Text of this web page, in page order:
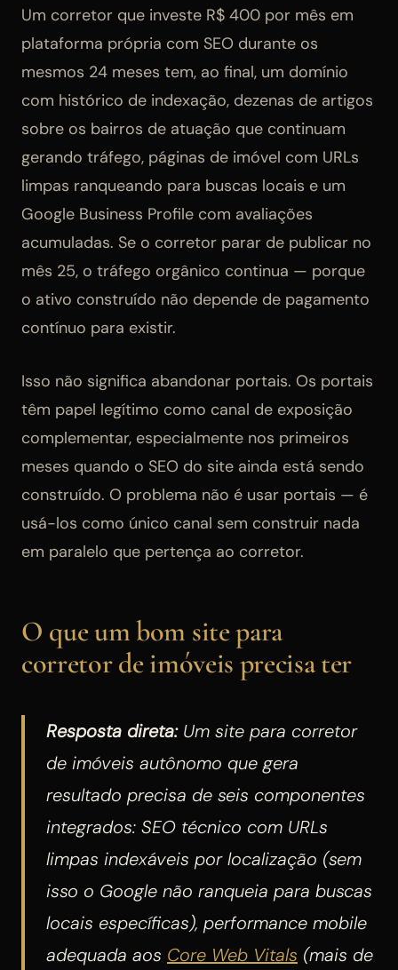
Um corretor que investe R$ 400 por mês em
plataforma própria com SEO durante os
mesmos 24 meses tem, ao final, um domínio
com histórico de indexação, dezenas de artigos
sobre os bairros de atuação que continuam
gerando tráfego, páginas de imóvel com URLs
limpas ranqueando para buscas locais e um
Google Business Profile com avaliações
acumuladas. Se o corretor parar de publicar no
mês 25, o tráfego orgânico continua — porque
o ativo construído não depende de pagamento
contínuo para existir.
Isso não significa abandonar portais. Os portais
têm papel legítimo como canal de exposição
complementar, especialmente nos primeiros
meses quando o SEO do site ainda está sendo
construído. O problema não é usar portais — é
usá-los como único canal sem construir nada
em paralelo que pertença ao corretor.
O que um bom site para
corretor de imóveis precisa ter
Resposta direta:Um site para corretor
de imóveis autônomo que gera
resultado precisa de seis componentes
integrados: SEO técnico com URLs
limpas indexáveis por localização (sem
isso o Google não ranqueia para buscas
locais específicas), performance mobile
adequada aos Core Web Vitals (mais de